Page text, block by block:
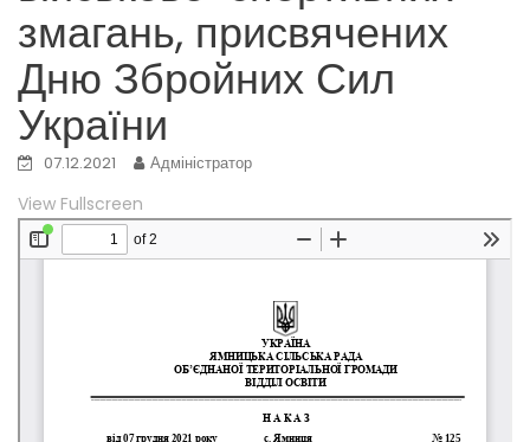
змагань, присвячених
Дню Збройних Сил
України
07.12.2021 Адміністратор
View Fullscreen